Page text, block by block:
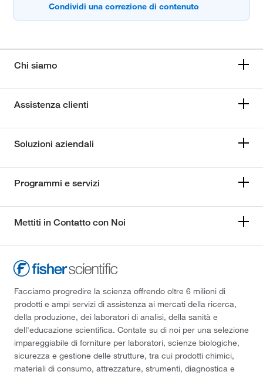
Chi siamo
Assistenza clienti
Soluzioni aziendali
Programmi e servizi
Mettiti in Contatto con Noi
Facciamo progredire la scienza offrendo oltre 6 milioni di
prodotti e ampi servizi di assistenza ai mercati della ricerca,
della produzione, dei laboratori di analisi, della sanità e
dell'educazione scientifica. Contate su di noi per una selezione
impareggiabile di forniture per laboratori, scienze biologiche,
sicurezza e gestione delle strutture, tra cui prodotti chimici,
materiali di consumo, attrezzature, strumenti, diagnostica e